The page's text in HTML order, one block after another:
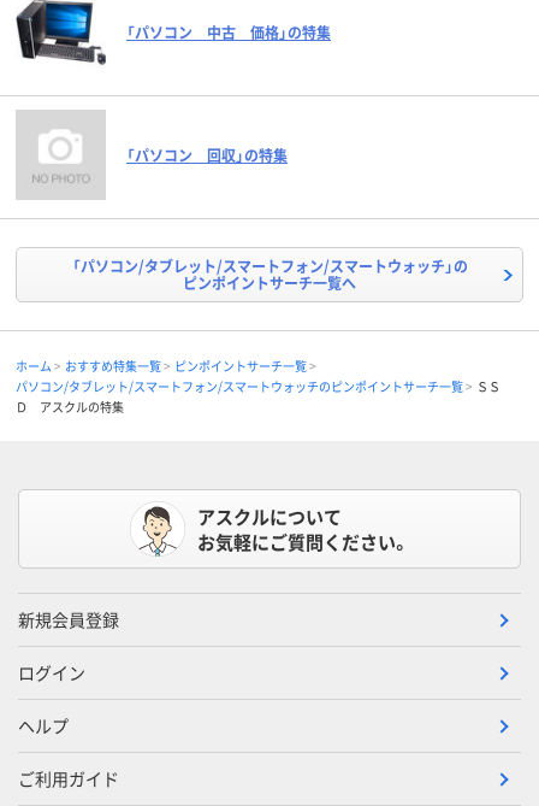
「パソコン 中古 価格」の特集
「パソコン 回収」の特集
「パソコン/タブレット/スマートフォン/スマートウォッチ」の
ピンポイントサーチ一覧へ
ホーム おすすめ特集一覧
ピンポイントサーチ一覧
パソコン/タブレット/スマートフォン/スマートウォッチのピンポイントサーチ一覧
ＳＳ
Ｄ アスクルの特集
アスクルについて
お気軽にご質問ください。
新規会員登録
ログイン
ヘルプ
ご利用ガイド